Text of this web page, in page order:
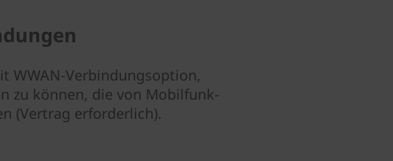
WWAN-Verbindungsoption,
zu können, die von Mobilfunk-
(Vertrag erforderlich).